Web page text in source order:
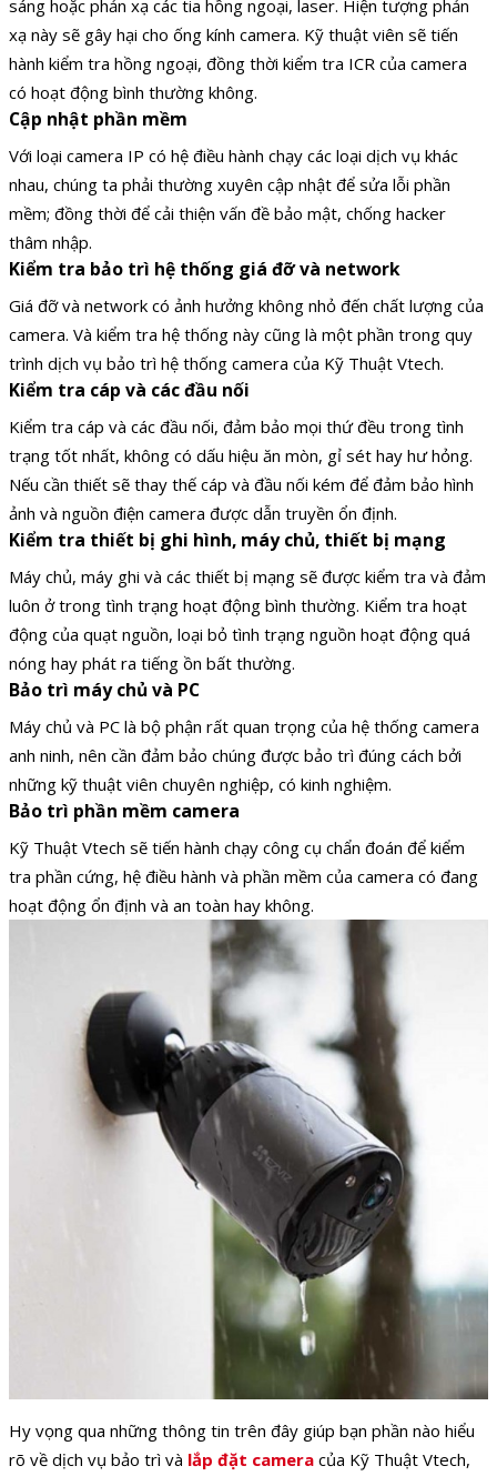
sáng hoặc phản xạ các tia hồng ngoại, laser. Hiện tượng phản
xạ này sẽ gây hại cho ống kính camera. Kỹ thuật viên sẽ tiến
hành kiểm tra hồng ngoại, đồng thời kiểm tra ICR của camera
có hoạt động bình thường không.
Cập nhật phần mềm
Với loại camera IP có hệ điều hành chạy các loại dịch vụ khác
nhau, chúng ta phải thường xuyên cập nhật để sửa lỗi phần
mềm; đồng thời để cải thiện vấn đề bảo mật, chống hacker
thâm nhập.
Kiểm tra bảo trì hệ thống giá đỡ và network
Giá đỡ và network có ảnh hưởng không nhỏ đến chất lượng của
camera. Và kiểm tra hệ thống này cũng là một phần trong quy
trình dịch vụ bảo trì hệ thống camera của Kỹ Thuật Vtech.
Kiểm tra cáp và các đầu nối
Kiểm tra cáp và các đầu nối, đảm bảo mọi thứ đều trong tình
trạng tốt nhất, không có dấu hiệu ăn mòn, gỉ sét hay hư hỏng.
Nếu cần thiết sẽ thay thế cáp và đầu nối kém để đảm bảo hình
ảnh và nguồn điện camera được dẫn truyền ổn định.
Kiểm tra thiết bị ghi hình, máy chủ, thiết bị mạng
Máy chủ, máy ghi và các thiết bị mạng sẽ được kiểm tra và đảm
luôn ở trong tình trạng hoạt động bình thường. Kiểm tra hoạt
động của quạt nguồn, loại bỏ tình trạng nguồn hoạt động quá
nóng hay phát ra tiếng ồn bất thường.
Bảo trì máy chủ và PC
Máy chủ và PC là bộ phận rất quan trọng của hệ thống camera
anh ninh, nên cần đảm bảo chúng được bảo trì đúng cách bởi
những kỹ thuật viên chuyên nghiệp, có kinh nghiệm.
Bảo trì phần mềm camera
Kỹ Thuật Vtech sẽ tiến hành chạy công cụ chẩn đoán để kiểm
tra phần cứng, hệ điều hành và phần mềm của camera có đang
hoạt động ổn định và an toàn hay không.
Hy vọng qua những thông tin trên đây giúp bạn phần nào hiểu
rõ về dịch vụ bảo trì và lắp đặt camera của Kỹ Thuật Vtech,